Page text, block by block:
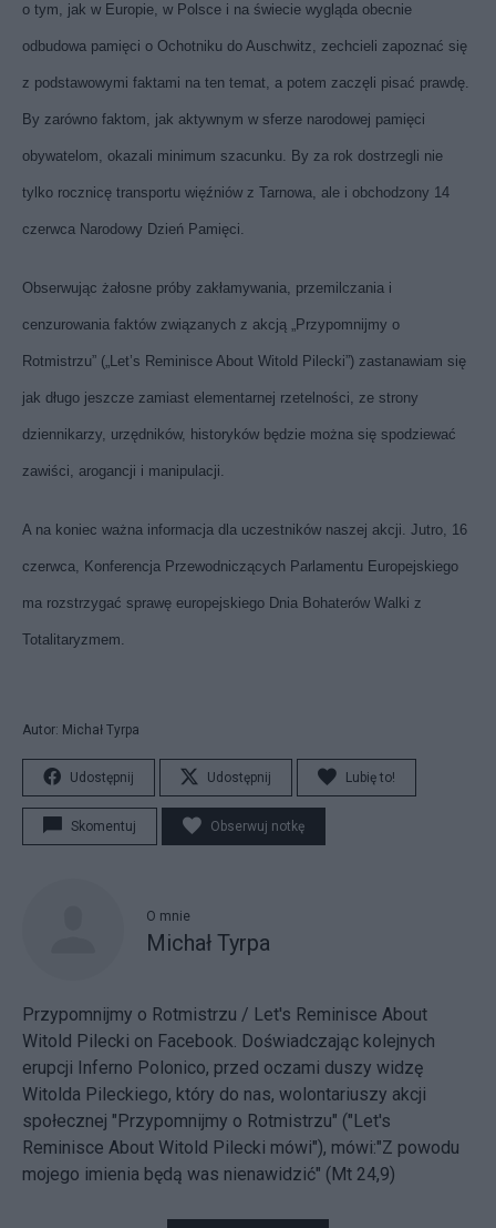
o tym, jak w Europie, w Polsce i na świecie wygląda obecnie
odbudowa pamięci o Ochotniku do Auschwitz, zechcieli zapoznać się
z podstawowymi faktami na ten temat, a potem zaczęli pisać prawdę.
By zarówno faktom, jak aktywnym w sferze narodowej pamięci
obywatelom, okazali minimum szacunku. By za rok dostrzegli nie
tylko rocznicę transportu więźniów z Tarnowa, ale i obchodzony 14
czerwca Narodowy Dzień Pamięci.
Obserwując żałosne próby zakłamywania, przemilczania i
cenzurowania faktów związanych z akcją „Przypomnijmy o
Rotmistrzu” („Let’s Reminisce About Witold Pilecki”) zastanawiam się
jak długo jeszcze zamiast elementarnej rzetelności, ze strony
dziennikarzy, urzędników, historyków będzie można się spodziewać
zawiści, arogancji i manipulacji.
A na koniec ważna informacja dla uczestników naszej akcji. Jutro, 16
czerwca, Konferencja Przewodniczących Parlamentu Europejskiego
ma rozstrzygać sprawę europejskiego Dnia Bohaterów Walki z
Totalitaryzmem.
Autor: Michał Tyrpa
Udostępnij Udostępnij Lubię to!
Skomentuj Obserwuj notkę
O mnie
Michał Tyrpa
Przypomnijmy o Rotmistrzu / Let's Reminisce About
Witold Pilecki on Facebook. Doświadczając kolejnych
erupcji Inferno Polonico, przed oczami duszy widzę
Witolda Pileckiego, który do nas, wolontariuszy akcji
społecznej "Przypomnijmy o Rotmistrzu" ("Let's
Reminisce About Witold Pilecki mówi"), mówi:"Z powodu
mojego imienia będą was nienawidzić" (Mt 24,9)